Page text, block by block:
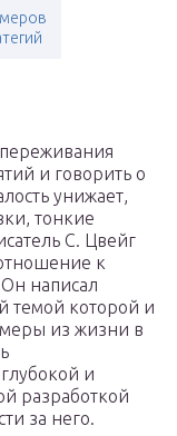
и говорить о
унижает,
тонкие
С. Цвейг
к
написал
темой которой и
из жизни в
и
разработкой
за него.